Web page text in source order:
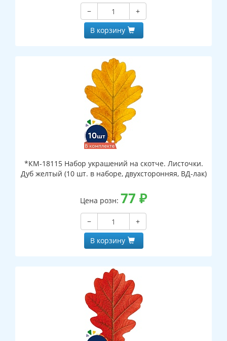
−
+
В корзину
*КМ-18115 Набор украшений на скотче. Листочки.
Дуб желтый (10 шт. в наборе, двухсторонняя, ВД-лак)
Цена розн: 77 ₽
−
+
В корзину